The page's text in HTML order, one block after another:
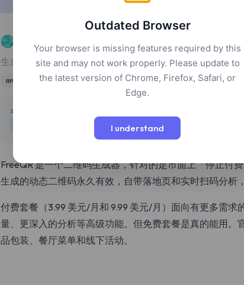
FreeQR
生成可动态修改的二维码，自带落地页和扫描分析，免注
analytics
平台
免费增值
FreeQR 是一个二维码生成器，针对的是市面上「停止付
生成的动态二维码永久有效，自带落地页和实时扫码分析
付费套餐（3.99 美元/月和 9.99 美元/月）面向有更多需
量、更深入的分析等高级功能。但免费套餐是真的能用。
品包装、餐厅菜单和线下活动。
Outdated Browser
Your browser is missing features required by this
site and may not work properly. Please update to
the latest version of Chrome, Firefox, Safari, or
Edge.
I understand